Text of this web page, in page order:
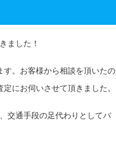
ました！
。お客様から相談を頂いたの
にお伺いさせて頂きました。
交通手段の足代わりとしてバ